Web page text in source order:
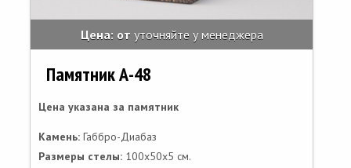
Цена: от уточняйте у менеджера
Памятник А-48
Цена указана за памятник
Камень: Габбро-Диабаз
Размеры стелы: 100х50х5 см.